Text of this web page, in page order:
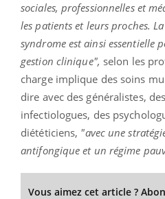
sociales, professionnelles et
les patients et leurs proches.
syndrome est ainsi essentielle
gestion clinique", selon les
charge implique des soins
dire avec des généralistes,
infectiologues, des
diététiciens, "avec une
antifongique et un régime
Vous aimez cet article ?